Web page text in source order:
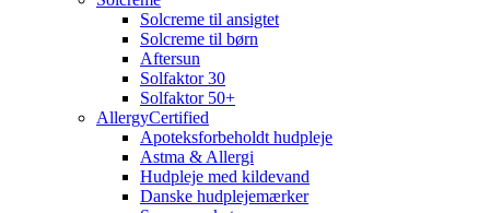
Solcreme til ansigtet
Solcreme til børn
Aftersun
Solfaktor 30
Solfaktor 50+
AllergyCertified
Apoteksforbeholdt hudpleje
Astma & Allergi
Hudpleje med kildevand
Danske hudplejemærker